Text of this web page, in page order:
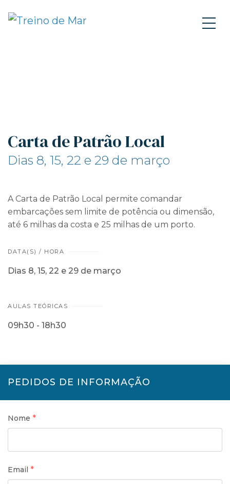
Carta de Patrão Local
Dias 8, 15, 22 e 29 de março
A Carta de Patrão Local permite comandar
embarcações sem limite de potência ou dimensão,
até 6 milhas da costa e 25 milhas de um porto.
DATA(S) / HORA
Dias 8, 15, 22 e 29 de março
AULAS TEÓRICAS
09h30 - 18h30
PEDIDOS DE INFORMAÇÃO
Nome *
Email *